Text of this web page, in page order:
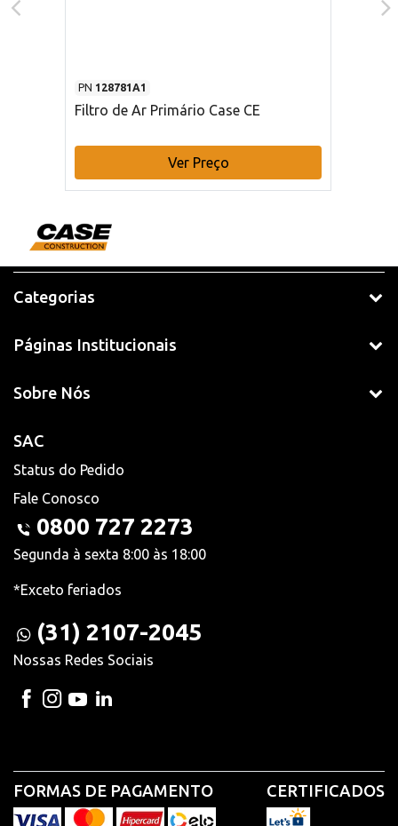
PN 128781A1
Filtro de Ar Primário Case CE
Ver Preço
Categorias
Páginas Institucionais
Sobre Nós
SAC
Status do Pedido
Fale Conosco
0800 727 2273
Segunda à sexta 8:00 às 18:00
*Exceto feriados
(31) 2107-2045
Nossas Redes Sociais
FORMAS DE PAGAMENTO CERTIFICADOS